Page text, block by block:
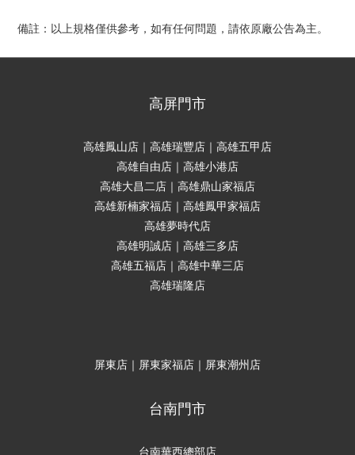
備註：以上規格僅供參考，如有任何問題，請依原廠公告為主。
高屏門市
高雄鳳山店｜高雄瑞豐店｜高雄五甲店
高雄自由店｜高雄小港店
高雄大昌二店｜高雄鼎山家福店
高雄新楠家福店｜高雄鳳甲家福店
高雄夢時代店
高雄明誠店｜高雄三多店
高雄五福店｜高雄中華三店
高雄瑞隆店
屏東店｜屏東家福店｜屏東潮州店
台南門市
台南華西總部店